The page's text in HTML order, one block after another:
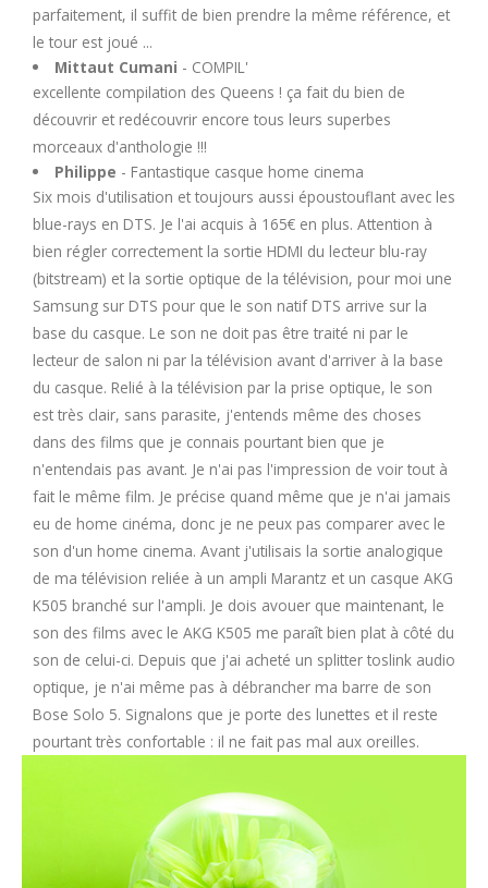
parfaitement, il suffit de bien prendre la même référence, et
le tour est joué ...
Mittaut Cumani - COMPIL'
excellente compilation des Queens ! ça fait du bien de
découvrir et redécouvrir encore tous leurs superbes
morceaux d'anthologie !!!
Philippe - Fantastique casque home cinema
Six mois d'utilisation et toujours aussi époustouflant avec les
blue-rays en DTS. Je l'ai acquis à 165€ en plus. Attention à
bien régler correctement la sortie HDMI du lecteur blu-ray
(bitstream) et la sortie optique de la télévision, pour moi une
Samsung sur DTS pour que le son natif DTS arrive sur la
base du casque. Le son ne doit pas être traité ni par le
lecteur de salon ni par la télévision avant d'arriver à la base
du casque. Relié à la télévision par la prise optique, le son
est très clair, sans parasite, j'entends même des choses
dans des films que je connais pourtant bien que je
n'entendais pas avant. Je n'ai pas l'impression de voir tout à
fait le même film. Je précise quand même que je n'ai jamais
eu de home cinéma, donc je ne peux pas comparer avec le
son d'un home cinema. Avant j'utilisais la sortie analogique
de ma télévision reliée à un ampli Marantz et un casque AKG
K505 branché sur l'ampli. Je dois avouer que maintenant, le
son des films avec le AKG K505 me paraît bien plat à côté du
son de celui-ci. Depuis que j'ai acheté un splitter toslink audio
optique, je n'ai même pas à débrancher ma barre de son
Bose Solo 5. Signalons que je porte des lunettes et il reste
pourtant très confortable : il ne fait pas mal aux oreilles.